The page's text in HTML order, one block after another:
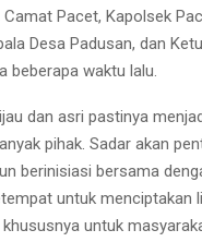
Pacet, Kapolsek
Desa Padusan, dan
beberapa waktu lalu.
dan asri pastinya
pihak. Sadar akan
berinisiasi bersama
untuk menciptakan
untuk